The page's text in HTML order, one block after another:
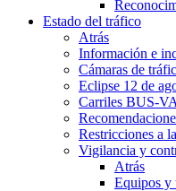
Estado del tráfico
Atrás
Información e
Cámaras de
Eclipse 12 de
Carriles BUS-
Restricciones a
Vigilancia y
Atrás
Equipos y